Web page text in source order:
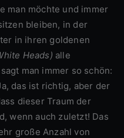
man möchte und immer
bleiben, in der
in ihren goldenen
Heads) alle
man immer so schön:
das ist richtig, aber der
dieser Traum der
wenn auch zuletzt! Das
große Anzahl von